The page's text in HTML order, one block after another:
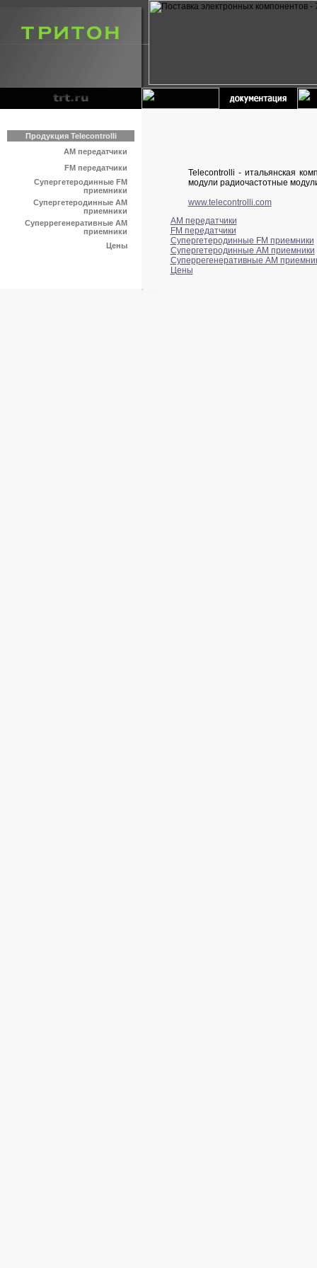
Продукция Telecontrolli
AM передатчики
FM передатчики
Супергетеродинные FM
приемники
Супергетеродинные AM
приемники
Суперрегенеративные AM
приемники
Цены
Telecontrolli - итальянская
модули радиочастотные
www.telecontrolli.com
AM передатчики
FM передатчики
Супергетеродинные FM приемники
Супергетеродинные AM приемники
Суперрегенеративные AM
Цены